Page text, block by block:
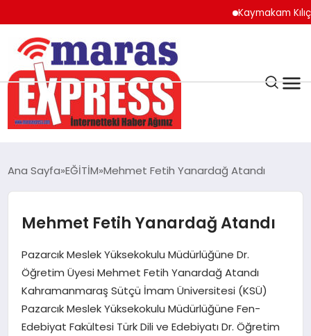
Kaymakam
K.MARAŞ
AFŞİN
ÇAĞLAYANCERİT
BİZE ULAŞIN
Ana Sayfa EĞİTİM Mehmet Fetih Yanardağ Atandı
Mehmet Fetih Yanardağ Atandı
Pazarcık Meslek Yüksekokulu Müdürlüğüne Dr.
Öğretim Üyesi Mehmet Fetih Yanardağ Atandı
Kahramanmaraş Sütçü İmam Üniversitesi (KSÜ)
Pazarcık Meslek Yüksekokulu Müdürlüğüne Fen-
Edebiyat Fakültesi Türk Dili ve Edebiyatı Dr. Öğretim